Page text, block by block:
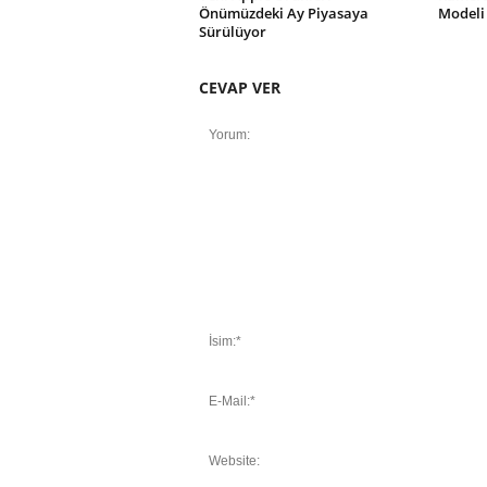
Önümüzdeki Ay Piyasaya
Sürülüyor
Modeli
CEVAP VER